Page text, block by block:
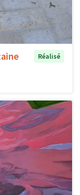
Réalisé